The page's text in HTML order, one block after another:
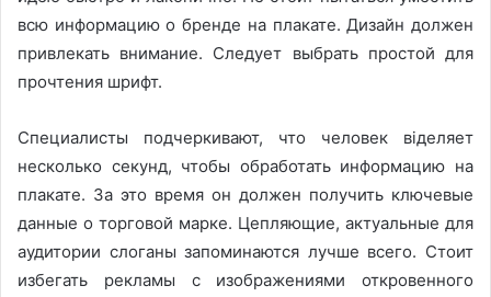
всю информацию о бренде на плакате. Дизайн должен
привлекать внимание. Следует выбрать простой для
прочтения шрифт.
Специалисты подчеркивают, что человек віделяет
несколько секунд, чтобы обработать информацию на
плакате. За это время он должен получить ключевые
данные о торговой марке. Цепляющие, актуальные для
аудитории слоганы запоминаются лучше всего. Стоит
избегать рекламы с изображениями откровенного